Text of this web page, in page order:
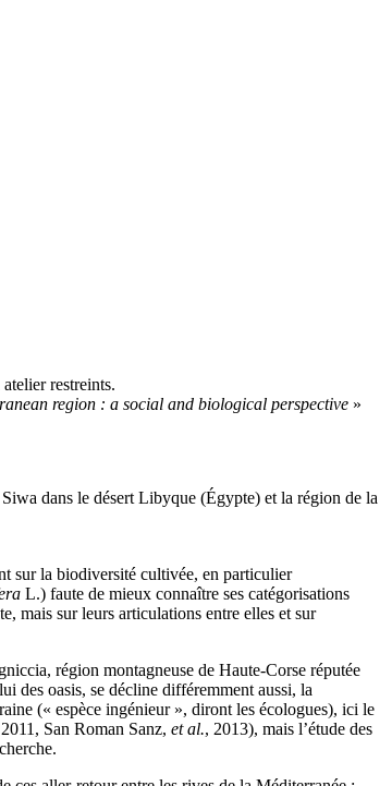
restreints.
region : a social and biological perspective »
dans le désert Libyque (Égypte) et la région de la
sur la biodiversité cultivée, en particulier
L.) faute de mieux connaître ses catégorisations
mais sur leurs articulations entre elles et sur
région montagneuse de Haute-Corse réputée
des oasis, se décline différemment aussi, la
(« espèce ingénieur », diront les écologues), ici le
San Roman Sanz, et al., 2013), mais l’étude des